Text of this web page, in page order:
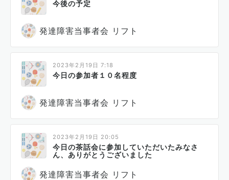
今後の予定
発達障害当事者会 リフト
2023年2月19日 7:18
今日の参加者１０名程度
発達障害当事者会 リフト
2023年2月19日 20:05
今日の茶話会に参加していただいたみなさ
ん、ありがとうございました
発達障害当事者会 リフト